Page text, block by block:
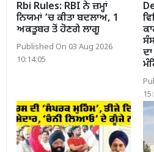
Rbi Rules: RBI ਨੇ ਜ਼ਮ੍ਹਾਂ
ਨਿਯਮਾਂ ’ਚ ਕੀਤਾ ਬਦਲਾਅ, 1
ਅਕਤੂਬਰ ਤੋਂ ਹੋਣਗੇ ਲਾਗੂ
Published On 03 Aug 2026
10:14:05